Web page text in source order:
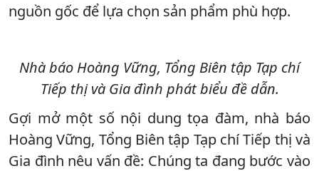
nguồn gốc để lựa chọn sản phẩm phù hợp.
Nhà báo Hoàng Vững, Tổng Biên tập Tạp chí
Tiếp thị và Gia đình phát biểu đề dẫn.
Gợi mở một số nội dung tọa đàm, nhà báo
Hoàng Vững, Tổng Biên tập Tạp chí Tiếp thị và
Gia đình nêu vấn đề: Chúng ta đang bước vào